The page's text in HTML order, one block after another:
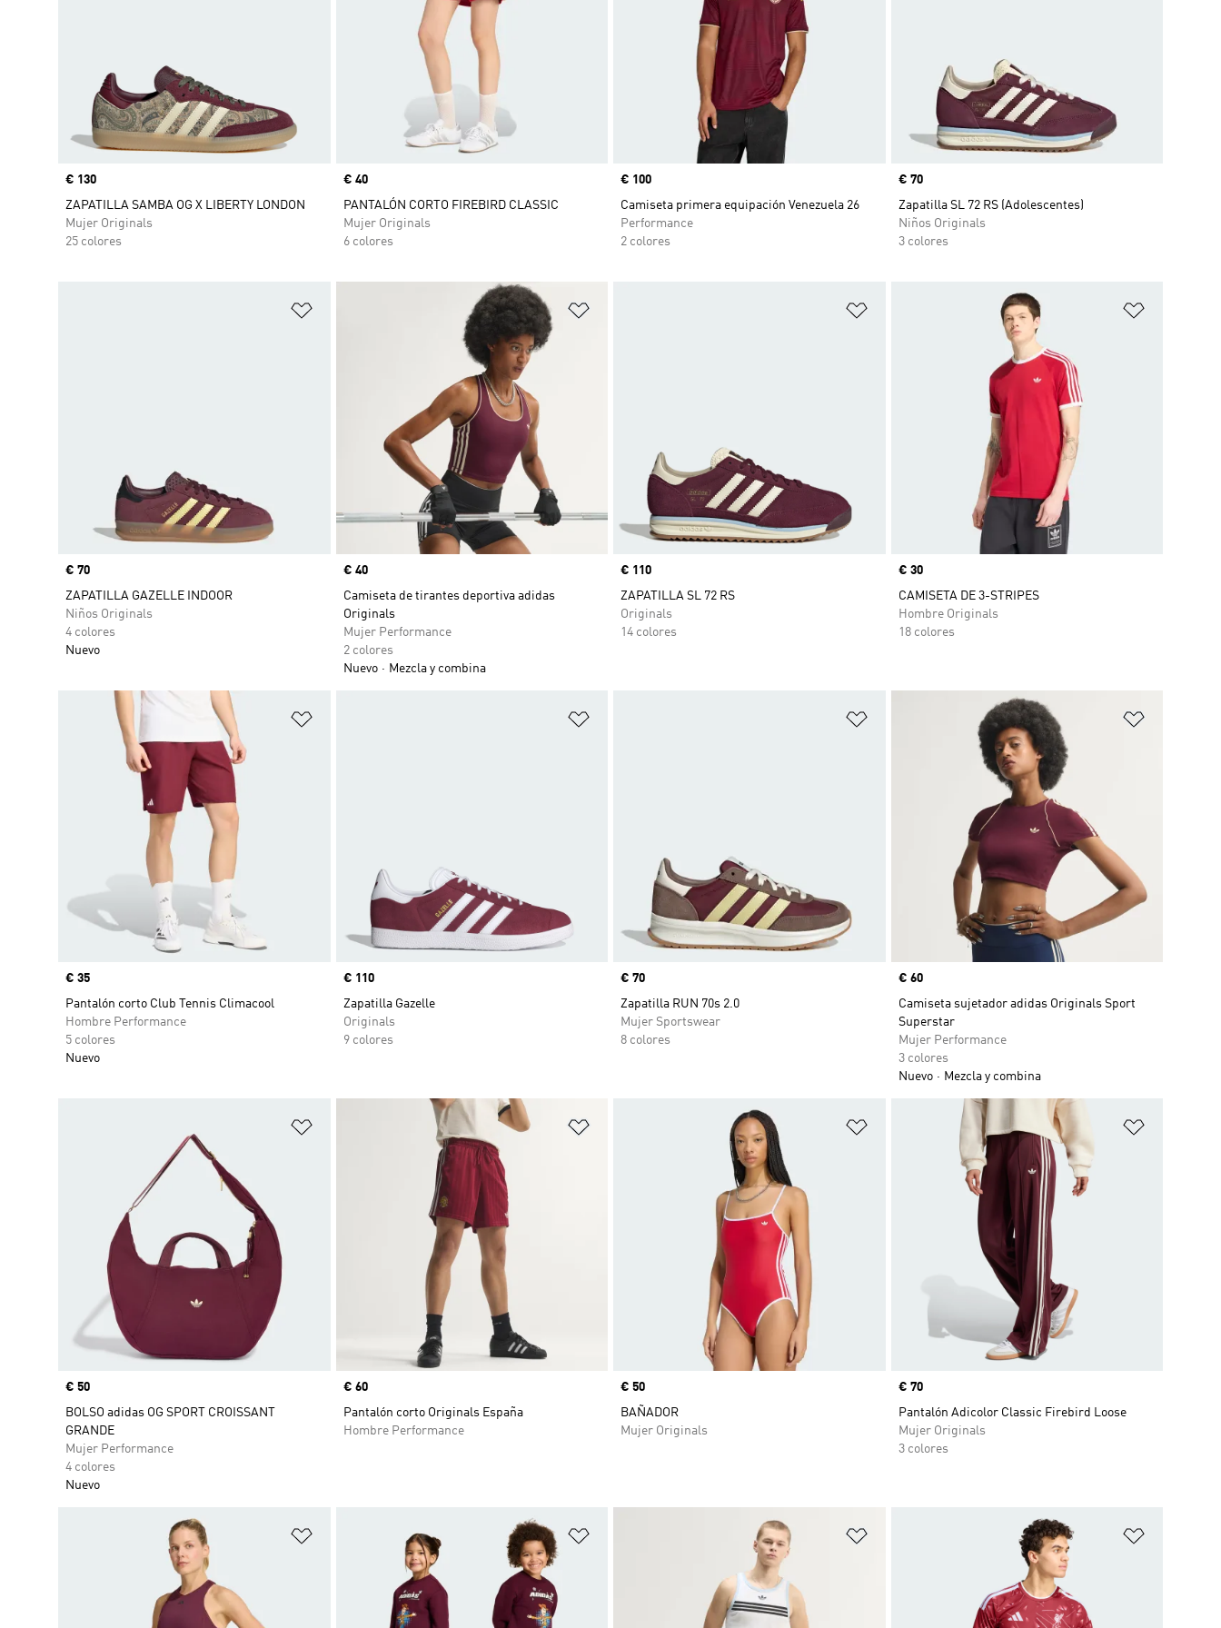
Precio
€ 130
ZAPATILLA SAMBA OG X LIBERTY LONDON
Mujer Originals
25 colores
Precio
€ 40
PANTALÓN CORTO FIREBIRD CLASSIC
Mujer Originals
6 colores
Precio
€ 100
Camiseta primera equipación Venezuela 26
Performance
2 colores
Precio
€ 70
Zapatilla SL 72 RS (Adolescentes)
Niños Originals
3 colores
Añadir a la lista de deseos
Precio
€ 70
ZAPATILLA GAZELLE INDOOR
Niños Originals
4 colores
Nuevo
Precio
€ 40
Camiseta de tirantes deportiva adidas
Originals
Mujer Performance
2 colores
Nuevo
Mezcla y combina
Añadir a la lista de deseos
Precio
€ 110
ZAPATILLA SL 72 RS
Originals
14 colores
Precio
€ 30
CAMISETA DE 3-STRIPES
Hombre Originals
18 colores
Precio
€ 35
Pantalón corto Club Tennis Climacool
Hombre Performance
5 colores
Nuevo
Precio
€ 110
Zapatilla Gazelle
Originals
9 colores
Añadir a la lista de deseos
Precio
€ 70
Zapatilla RUN 70s 2.0
Mujer Sportswear
8 colores
Precio
€ 60
Camiseta sujetador adidas Originals Sport
Superstar
Mujer Performance
3 colores
Nuevo
Mezcla y combina
Añadir a la lista de deseos
Precio
€ 50
BOLSO adidas OG SPORT CROISSANT
GRANDE
Mujer Performance
4 colores
Nuevo
Añadir a la lista de deseos
Precio
€ 60
Pantalón corto Originals España
Hombre Performance
Añadir a la lista de deseos
Precio
€ 50
BAÑADOR
Mujer Originals
Precio
€ 70
Pantalón Adicolor Classic Firebird Loose
Mujer Originals
3 colores
Añadir a la lista de deseos Añadir a la lista de deseos Añadir a la lista de deseos